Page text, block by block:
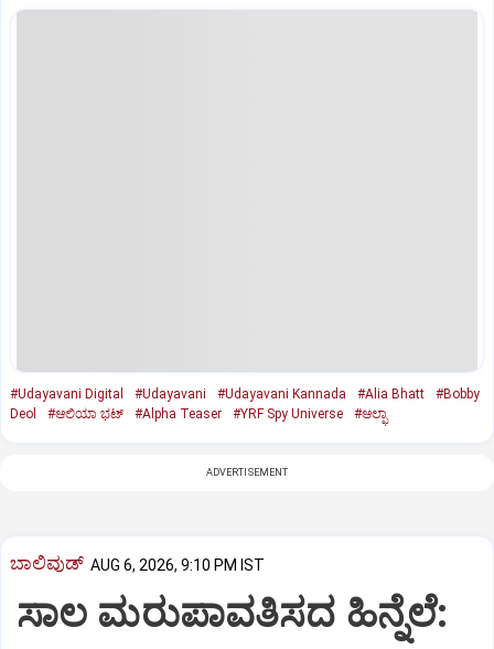
#Udayavani Digital #Udayavani #Udayavani Kannada #Alia Bhatt
#Bobby
Deol
#ಆಲಿಯಾ ಭಟ್‌ #Alpha Teaser #YRF Spy Universe #ಆಲ್ಫಾ
ADVERTISEMENT
ಬಾಲಿವುಡ್‌ AUG 6, 2026, 9:10 PM IST
ಸಾಲ ಮರುಪಾವತಿಸದ ಹಿನ್ನೆಲೆ: